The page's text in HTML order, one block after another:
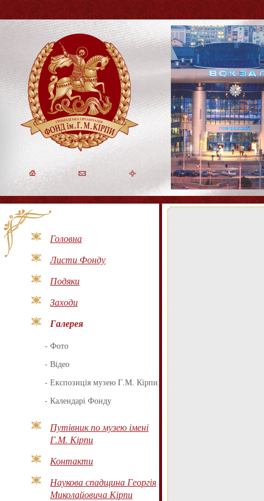
Головна
Листи Фонду
Подяки
Заходи
Галерея
- Фото
- Відео
- Експозиція музею Г.М. Кірпи
- Календарі Фонду
Путівник по музею імені
Г.М. Кірпи
Контакти
Наукова спадщина Георгія
Миколайовича Кірпи